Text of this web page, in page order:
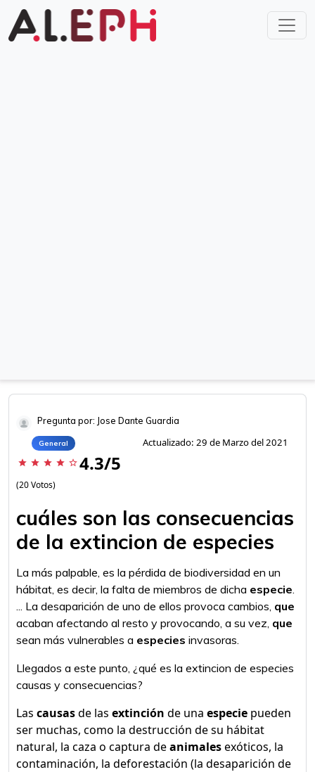
Pregunta por: Jose Dante Guardia
General Actualizado: 29 de Marzo del 2021
star star star star star_border 4.3/5
(20 Votos)
cuáles son las consecuencias
de la extincion de especies
La más palpable, es la pérdida de biodiversidad en un
hábitat, es decir, la falta de miembros de dicha especie.
... La desaparición de uno de ellos provoca cambios, que
acaban afectando al resto y provocando, a su vez, que
sean más vulnerables a especies invasoras.
Llegados a este punto, ¿qué es la extincion de especies
causas y consecuencias?
Las causasde las extinción de una especie pueden
ser muchas, como la destrucción de su hábitat
natural, la caza o captura deanimalesexóticos, la
contaminación, la deforestación (la desaparición de